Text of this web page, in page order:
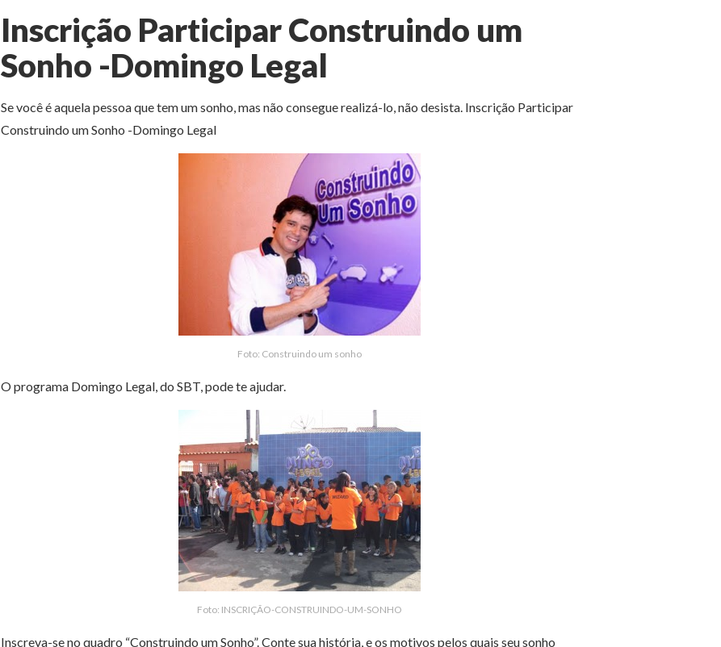
Inscrição Participar Construindo um
Sonho -Domingo Legal
Se você é aquela pessoa que tem um sonho, mas não consegue realizá-lo, não desista. Inscrição Participar
Construindo um Sonho -Domingo Legal
Foto: Construindo um sonho
O programa Domingo Legal, do SBT, pode te ajudar.
Foto: INSCRIÇÃO-CONSTRUINDO-UM-SONHO
Inscreva-se no quadro “Construindo um Sonho”. Conte sua história, e os motivos pelos quais seu sonho